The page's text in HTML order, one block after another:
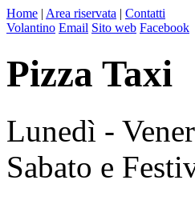
Home | Area riservata | Contatti
Volantino Email Sito web Facebook
Pizza Taxi
Lunedì -
Sabato e